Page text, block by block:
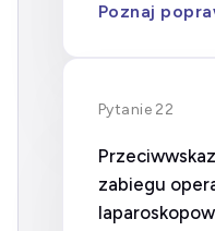
Poznaj
Pytanie 22
zabiegu